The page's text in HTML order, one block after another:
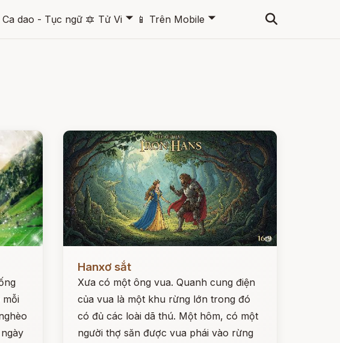
Ca dao - Tục ngữ 🔯 Tử Vi 🞃 📱 Trên Mobile 🞃
Hanxơ sắt
Xưa có một ông vua. Quanh cung điện
của vua là một khu rừng lớn trong đó
có đủ các loài dã thú. Một hôm, có một
người thợ săn được vua phái vào rừng